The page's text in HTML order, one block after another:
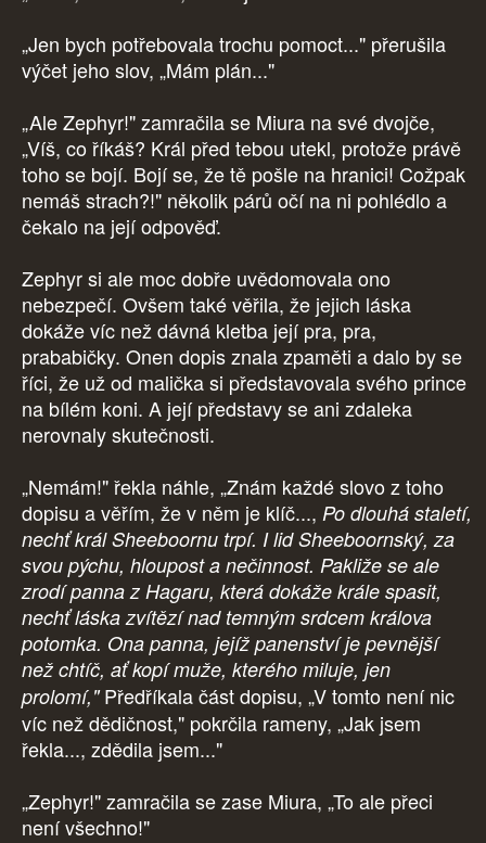
„Jen bych potřebovala trochu pomoct..." přerušila
výčet jeho slov, „Mám plán..."
„Ale Zephyr!" zamračila se Miura na své dvojče,
„Víš, co říkáš? Král před tebou utekl, protože právě
toho se bojí. Bojí se, že tě pošle na hranici! Cožpak
nemáš strach?!" několik párů očí na ni pohlédlo a
čekalo na její odpověď.
Zephyr si ale moc dobře uvědomovala ono
nebezpečí. Ovšem také věřila, že jejich láska
dokáže víc než dávná kletba její pra, pra,
prababičky. Onen dopis znala zpaměti a dalo by se
říci, že už od malička si představovala svého prince
na bílém koni. A její představy se ani zdaleka
nerovnaly skutečnosti.
„Nemám!" řekla náhle, „Znám každé slovo z toho
dopisu a věřím, že v něm je klíč..., Po dlouhá staletí,
nechť král Sheeboornu trpí. I lid Sheeboornský, za
svou pýchu, hloupost a nečinnost. Pakliže se ale
zrodí panna z Hagaru, která dokáže krále spasit,
nechť láska zvítězí nad temným srdcem králova
potomka. Ona panna, jejíž panenství je pevnější
než chtíč, ať kopí muže, kterého miluje, jen
prolomí,"Předříkala část dopisu, „V tomto není nic
víc než dědičnost," pokrčila rameny, „Jak jsem
řekla..., zdědila jsem..."
„Zephyr!" zamračila se zase Miura, „To ale přeci
není všechno!"